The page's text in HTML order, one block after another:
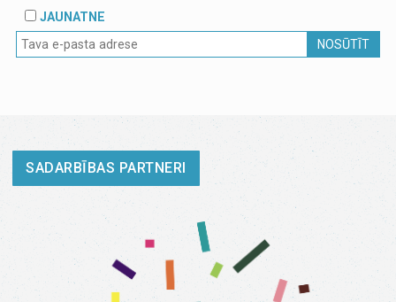
JAUNATNE
NOSŪTĪT
SADARBĪBAS PARTNERI